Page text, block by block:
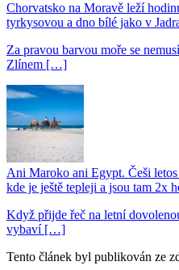
Chorvatsko na Moravě leží
tyrkysovou a dno bílé jako v
Za pravou barvou moře se
Zlínem […]
Ani Maroko ani Egypt. Češi
kde je ještě tepleji a jsou tam 2x
Když přijde řeč na letní
vybaví […]
Tento článek byl publikován ze